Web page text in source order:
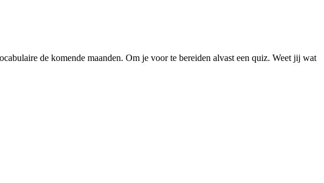
de komende maanden. Om je voor te bereiden alvast een quiz. Weet jij wat